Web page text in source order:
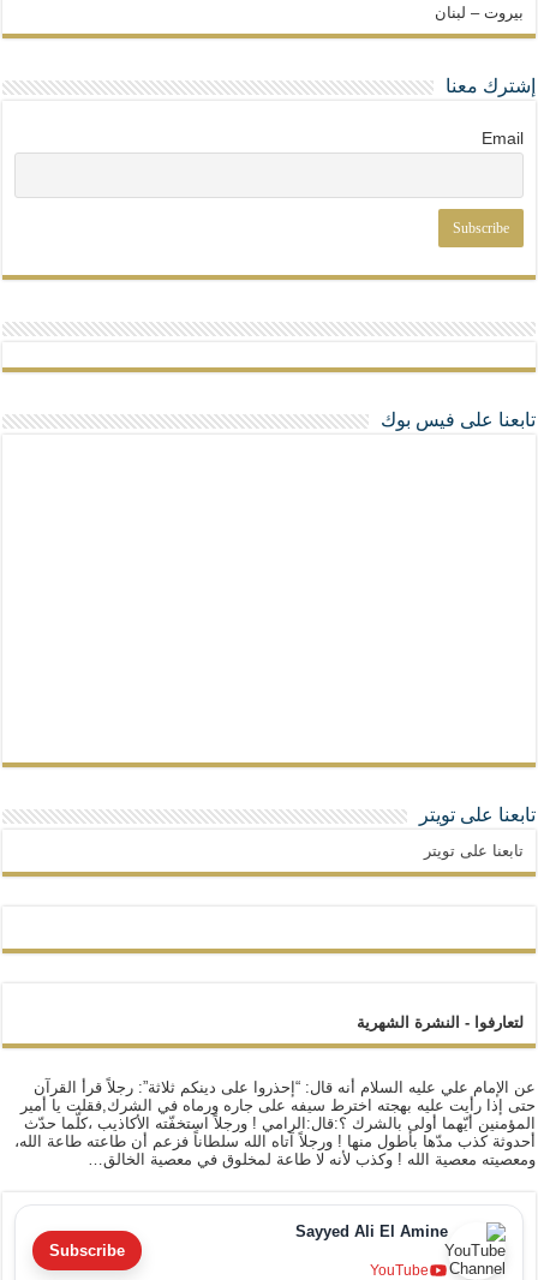
بيروت – لبنان
إشترك معنا
Email
تابعنا على فيس بوك
تابعنا على تويتر
تابعنا على تويتر
لتعارفوا - النشرة الشهرية
عن الإمام علي عليه السلام أنه قال: “إحذروا على دينكم ثلاثة”: رجلاً قرأ القرآن
حتى إذا رأيت عليه بهجته اخترط سيفه على جاره ورماه في الشرك,فقلت يا أمير
المؤمنين أيّهما أولى بالشرك ؟:قال:الرامي ! ورجلاً استخفّته الأكاذيب ،كلّما حدّث
أحدوثة كذب مدّها بأطول منها ! ورجلاً آتاه الله سلطاناً فزعم أن طاعته طاعة الله،
ومعصيته معصية الله ! وكذب لأنه لا طاعة لمخلوق في معصية الخالق…
Sayyed Ali El Amine
YouTube
Subscribe